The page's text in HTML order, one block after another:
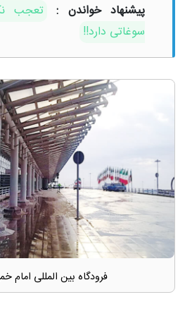
پیشنهاد خواندن :
تعجب
سوغاتی دارد!!
فرودگاه بین المللی امام